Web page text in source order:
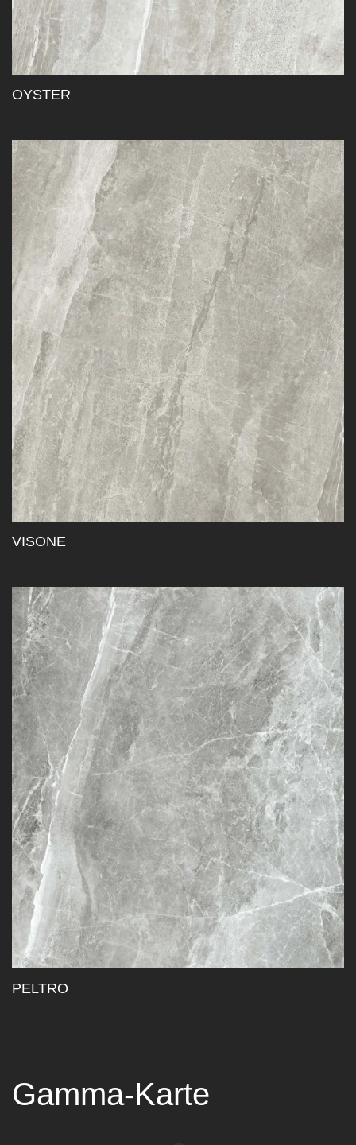
OYSTER
VISONE
PELTRO
Gamma-Karte